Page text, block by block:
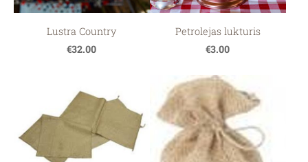
Lustra Country
€32.00
Petrolejas lukturis
€3.00